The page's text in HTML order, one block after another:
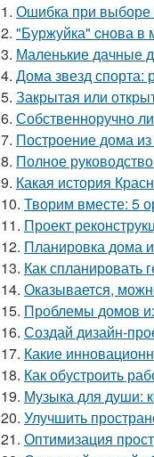
1. Ошибка при выборе
2. "Буржуйка" cнова в
3. Маленькие дачные
4. Дома звезд спорта:
5. Закрытая или
6. Собственноручно
7. Построение дома
8. Полное
9. Какая история
10. Творим вместе: 5
11. Проект
12. Планировка дома
13. Как спланировать
14. Оказывается,
15. Проблемы домов
16. Создай дизайн-
17. Какие
18. Как обустроить
19. Музыка для души:
20. Улучшить
21. Оптимизация